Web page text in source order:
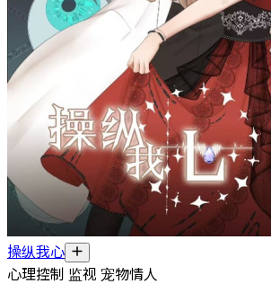
操纵我心
心理控制 监视 宠物情人